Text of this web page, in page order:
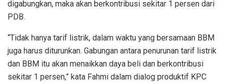
digabungkan, maka akan berkontribusi sekitar 1 persen dari
PDB.
“Tidak hanya tarif listrik, dalam waktu yang bersamaan BBM
juga harus diturunkan. Gabungan antara penurunan tarif listrik
dan BBM itu akan menaikkan daya beli dan berkontribusi
sekitar 1 persen,” kata Fahmi dalam dialog produktif KPC